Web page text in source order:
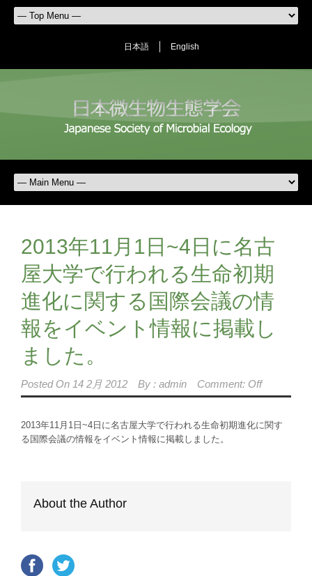
日本語 English
2013年11月1日~4日に名古
屋大学で行われる生命初期
進化に関する国際会議の情
報をイベント情報に掲載し
ました。
Posted On 14 2月 2012 By : admin Comment: Off
2013年11月1日~4日に名古屋大学で行われる生命初期進化に関す
る国際会議の情報をイベント情報に掲載しました。
About the Author